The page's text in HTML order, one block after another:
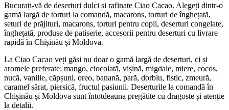
Bucurați-vă de deserturi dulci și rafinate Ciao Cacao. Alegeți dintr-o
gamă largă de torturi la comandă, macarons, torturi de înghețată,
seturi de prăjituri, macarons, torturi pentru copii, deserturi congelate,
înghețată, produse de patiserie, accesorii pentru deserturi cu livrare
rapidă în Chișinău și Moldova.
La Ciao Cacao veți găsi nu doar o gamă largă de deserturi, ci și
aromele preferate: mango, ciocolată, vișină, migdale, miere, cocos,
nucă, vanilie, căpșuni, oreo, banană, pară, dorblu, fistic, zmeură,
caramel sărat, piersică, fructul pasiunii. Deserturile la comandă în
Chișinău și Moldova sunt întotdeauna pregătite cu dragoste și atenție
la detalii.